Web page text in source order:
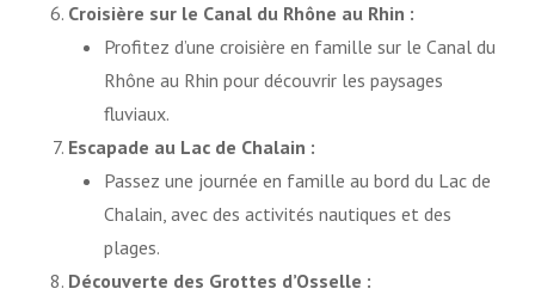
Croisière sur le Canal du Rhône au Rhin :
Profitez d’une croisière en famille sur le Canal du
Rhône au Rhin pour découvrir les paysages
fluviaux.
Escapade au Lac de Chalain :
Passez une journée en famille au bord du Lac de
Chalain, avec des activités nautiques et des
plages.
Découverte des Grottes d’Osselle :